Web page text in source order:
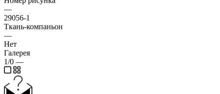
—
29056-1
Ткань-компаньон
—
Нет
Галерея
1/0 —